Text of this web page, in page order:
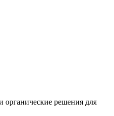
органические решения для